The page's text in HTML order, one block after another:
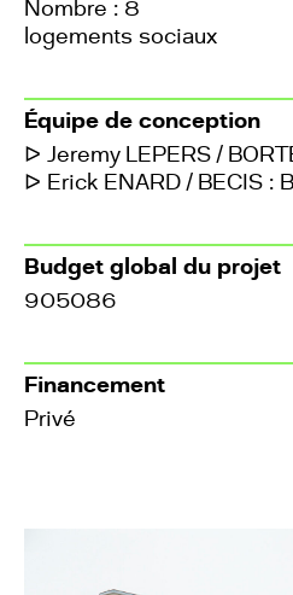
Nombre : 8
logements sociaux
Équipe de conception
ᐅ Jeremy LEPERS /
ᐅ Erick ENARD / BECIS :
Budget global du projet
905086
Financement
Privé